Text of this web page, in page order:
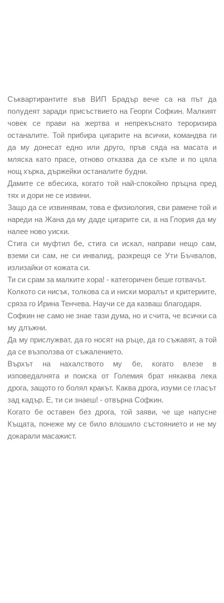
Съквартирантите във ВИП Брадър вече са на път да
полудеят заради присъствието на Георги Софкин. Малкият
човек се прави на жертва и непрекъснато тероризира
останалите. Той прибира цигарите на всички, командва ги
да му донесат едно или друго, пръв сяда на масата и
мляска като прасе, отново отказва да се къпе и по цяла
нощ хърка, държейки останалите будни.
Дамите се вбесиха, когато той най-спокойно пръцна пред
тях и дори не се извини.
Защо да се извинявам, това е физиология, сви рамене той и
нареди на Жана да му даде цигарите си, а на Глория да му
налее ново уиски.
Стига си муфтил бе, стига си искал, направи нещо сам,
вземи си сам, не си инвалид, разкрещя се Ути Бъчвалов,
излизайки от кожата си.
Ти си срам за малките хора! - категоричен беше готвачът.
Колкото си нисък, толкова са и ниски моралът и критериите,
сряза го Ирина Тенчева. Научи се да казваш благодаря.
Софкин не само не знае тази дума, но и счита, че всички са
му длъжни.
Да му прислужват, да го носят на ръце, да го съжавят, а той
да се възползва от съжалението.
Върхът на нахалството му бе, когато влезе в
изповедалнята и поиска от Големия брат някаква лека
дрога, защото го болял кракът. Каква дрога, изуми се гласът
зад кадър. Е, ти си знаеш! - отвърна Софкин.
Когато бе оставен без дрога, той заяви, че ще напусне
Къщата, понеже му се било влошило състоянието и не му
докарали масажист.